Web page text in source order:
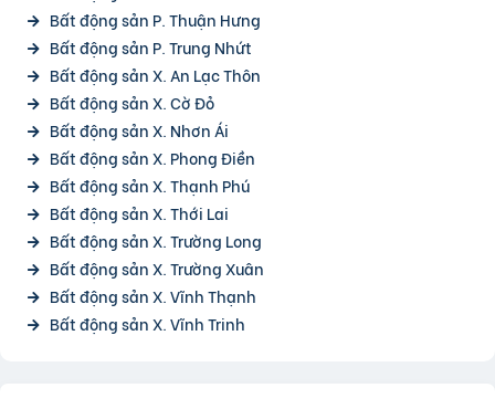
Bất động sản P. Thuận Hưng
Bất động sản P. Trung Nhứt
Bất động sản X. An Lạc Thôn
Bất động sản X. Cờ Đỏ
Bất động sản X. Nhơn Ái
Bất động sản X. Phong Điền
Bất động sản X. Thạnh Phú
Bất động sản X. Thới Lai
Bất động sản X. Trường Long
Bất động sản X. Trường Xuân
Bất động sản X. Vĩnh Thạnh
Bất động sản X. Vĩnh Trinh